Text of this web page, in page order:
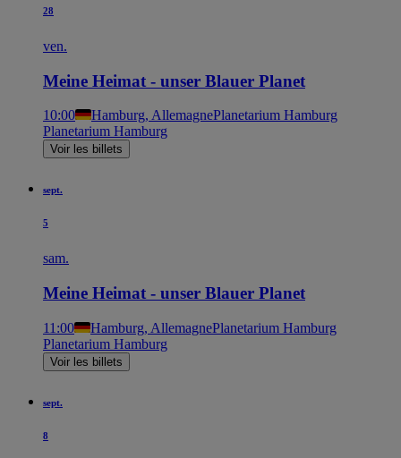
28
ven.
Meine Heimat - unser Blauer Planet
10:00 Hamburg, AllemagnePlanetarium Hamburg
Planetarium Hamburg
Voir les billets
sept.
5
sam.
Meine Heimat - unser Blauer Planet
11:00 Hamburg, AllemagnePlanetarium Hamburg
Planetarium Hamburg
Voir les billets
sept.
8